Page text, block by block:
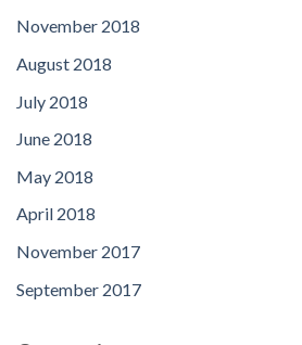
November 2018
August 2018
July 2018
June 2018
May 2018
April 2018
November 2017
September 2017